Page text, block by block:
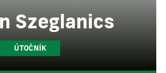
Szeglanics
ÚTOČNÍK